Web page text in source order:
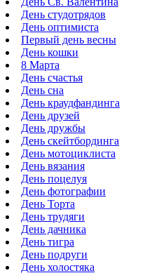
День студотрядов
День оптимиста
Первый день весны
День кошки
8 Марта
День счастья
День сна
День краудфандинга
День друзей
День дружбы
День скейтбординга
День мотоциклиста
День вязания
День поцелуя
День фотографии
День Торта
День трудяги
День дачника
День тигра
День подруги
День холостяка